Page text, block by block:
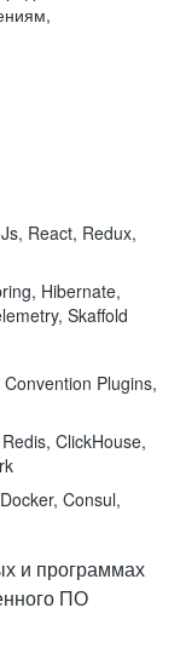
React, Redux,
Hibernate,
Skaffold
Plugins,
ClickHouse,
Consul,
и программах
ПО